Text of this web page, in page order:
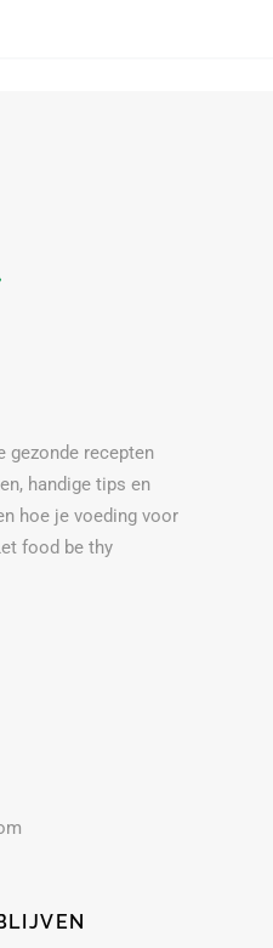
gezonde recepten
handige tips en
hoe je voeding voor
food be thy